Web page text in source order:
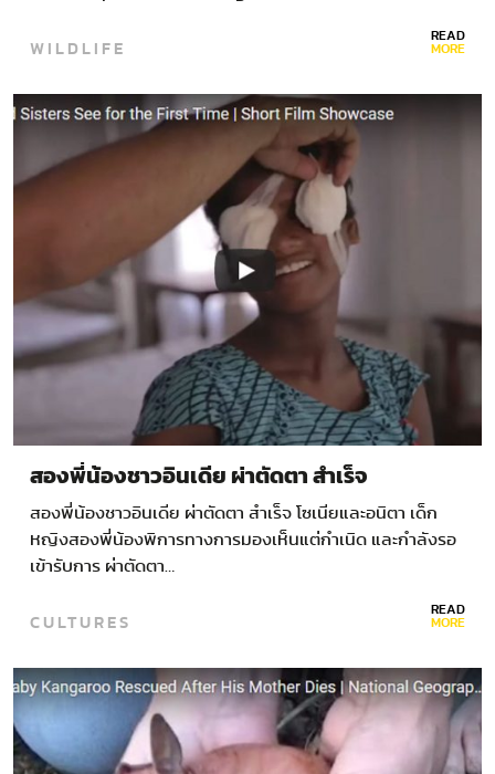
WILDLIFE READ
MORE
สองพี่น้องชาวอินเดีย ผ่าตัดตา สำเร็จ
สองพี่น้องชาวอินเดีย ผ่าตัดตา สำเร็จ โซเนียและอนิตา เด็ก
หญิงสองพี่น้องพิการทางการมองเห็นแต่กำเนิด และกำลังรอ
เข้ารับการ ผ่าตัดตา…
CULTURES READ
MORE